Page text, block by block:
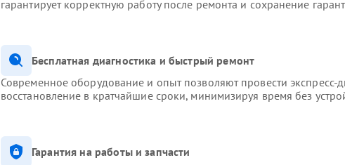
гарантирует корректную работу после ремонта и сохранение
Бесплатная диагностика и быстрый ремонт
Современное оборудование и опыт позволяют провести экспресс-
восстановление в кратчайшие сроки, минимизируя время без
Гарантия на работы и запчасти